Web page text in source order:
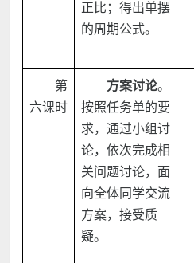
正比；得出单摆
的周期公式。
第
六课时
方案讨论。
按照任务单的要
求，通过小组讨
论，依次完成相
关问题讨论，面
向全体同学交流
方案，接受质
疑。